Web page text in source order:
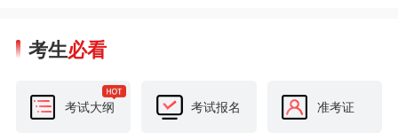
考生必看
考试大纲 考试报名 准考证